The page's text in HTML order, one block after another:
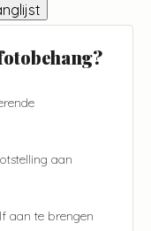
aan
aan te brengen